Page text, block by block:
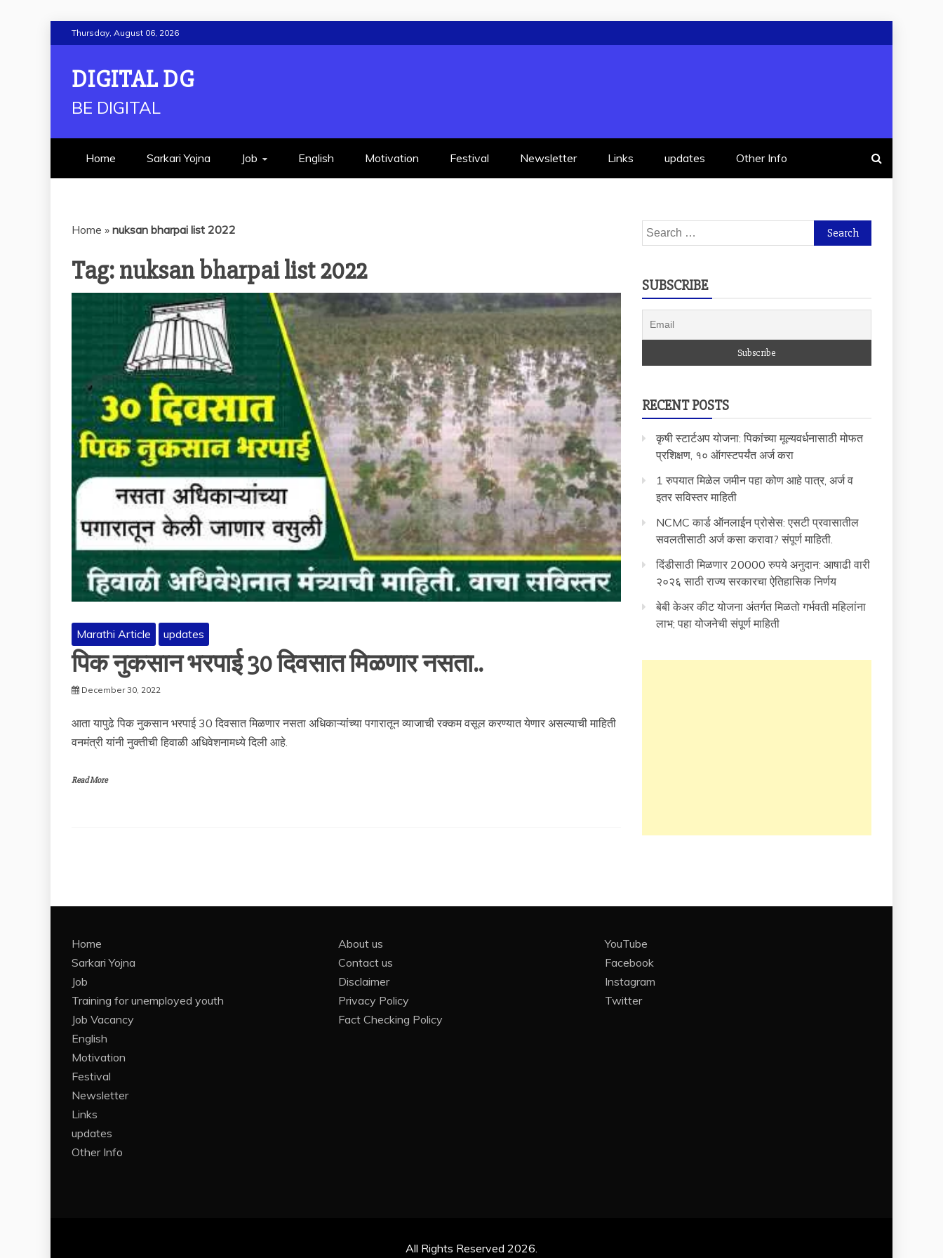
to
content
Thursday, August 06, 2026
DIGITAL DG
BE DIGITAL
Home Sarkari Yojna Job English Motivation Festival Newsletter Links updates Other Info
Home » nuksan bharpai list 2022
Tag:nuksan bharpai list 2022
Marathi Article updates
पिक नुकसान भरपाई 30 दिवसात मिळणार नसता..
December 30, 2022
आता यापुढे पिक नुकसान भरपाई 30 दिवसात मिळणार नसता अधिकाऱ्यांच्या पगारातून व्याजाची रक्कम वसूल करण्यात येणार असल्याची माहिती
वनमंत्री यांनी नुक्तीची हिवाळी अधिवेशनामध्ये दिली आहे.
Read More
Search
for:
SUBSCRIBE
RECENT POSTS
कृषी स्टार्टअप योजना: पिकांच्या मूल्यवर्धनासाठी मोफत
प्रशिक्षण, १० ऑगस्टपर्यंत अर्ज करा
1 रुपयात मिळेल जमीन पहा कोण आहे पात्र, अर्ज व
इतर सविस्तर माहिती
NCMC कार्ड ऑनलाईन प्रोसेस: एसटी प्रवासातील
सवलतीसाठी अर्ज कसा करावा? संपूर्ण माहिती.
दिंडीसाठी मिळणार 20000 रुपये अनुदान: आषाढी वारी
२०२६ साठी राज्य सरकारचा ऐतिहासिक निर्णय
बेबी केअर कीट योजना अंतर्गत मिळतो गर्भवती महिलांना
लाभ; पहा योजनेची संपूर्ण माहिती
Home
Sarkari Yojna
Job
Training for unemployed youth
Job Vacancy
English
Motivation
Festival
Newsletter
Links
updates
Other Info
About us
Contact us
Disclaimer
Privacy Policy
Fact Checking Policy
YouTube
Facebook
Instagram
Twitter
All Rights Reserved 2026.